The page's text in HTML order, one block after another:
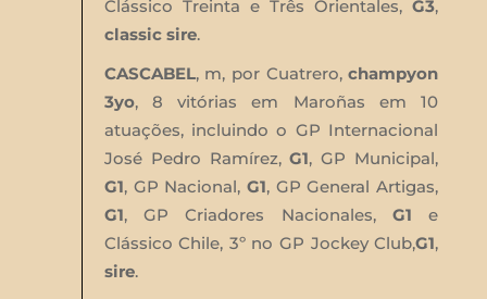
Clássico Treinta e Três Orientales,G3,
classic sire.
CASCABEL, m, por Cuatrero,champyon
3yo, 8 vitórias em Maroñas em 10
atuações, incluindo o GP Internacional
José Pedro Ramírez,G1, GP Municipal,
G1, GP Nacional, G1, GP General Artigas,
G1, GP Criadores Nacionales, G1 e
Clássico Chile, 3º no GP Jockey Club,G1,
sire.